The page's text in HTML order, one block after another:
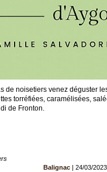
de noisetiers venez déguster
torréfiées, caramélisées,
de Fronton.
Balignac
24/03/2023